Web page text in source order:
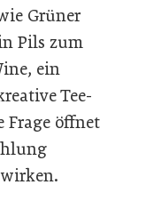
Grüner
Pils zum
ein
Tee-
Frage öffnet